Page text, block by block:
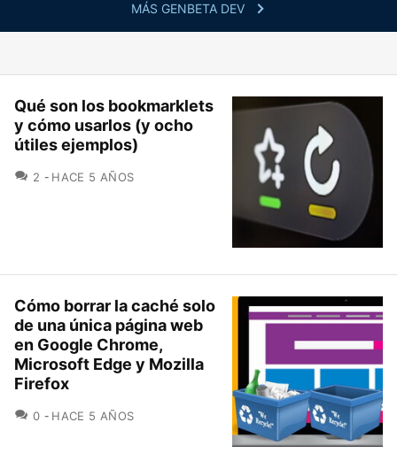
MÁS GENBETA DEV
Qué son los bookmarklets
y cómo usarlos (y ocho
útiles ejemplos)
2 COMENTARIOS
HACE 5 AÑOS
Cómo borrar la caché solo
de una única página web
en Google Chrome,
Microsoft Edge y Mozilla
Firefox
0 COMENTARIOS
HACE 5 AÑOS